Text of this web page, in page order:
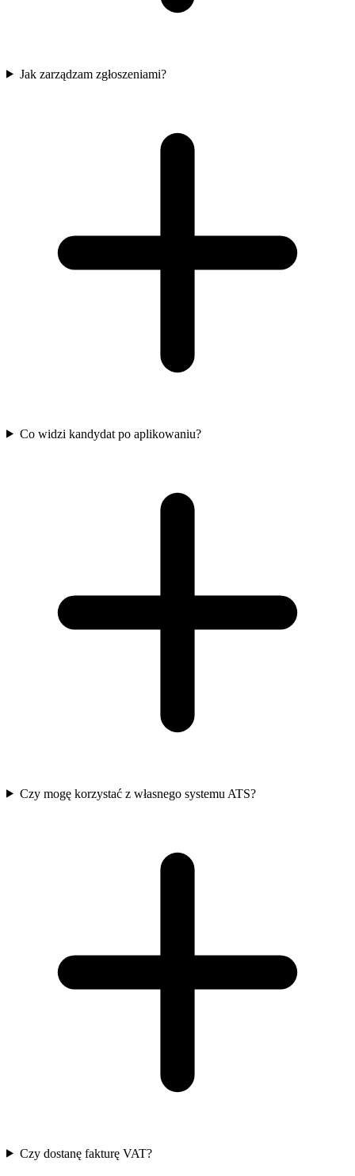
Jak zarządzam zgłoszeniami?
Co widzi kandydat po aplikowaniu?
Czy mogę korzystać z własnego systemu ATS?
Czy dostanę fakturę VAT?